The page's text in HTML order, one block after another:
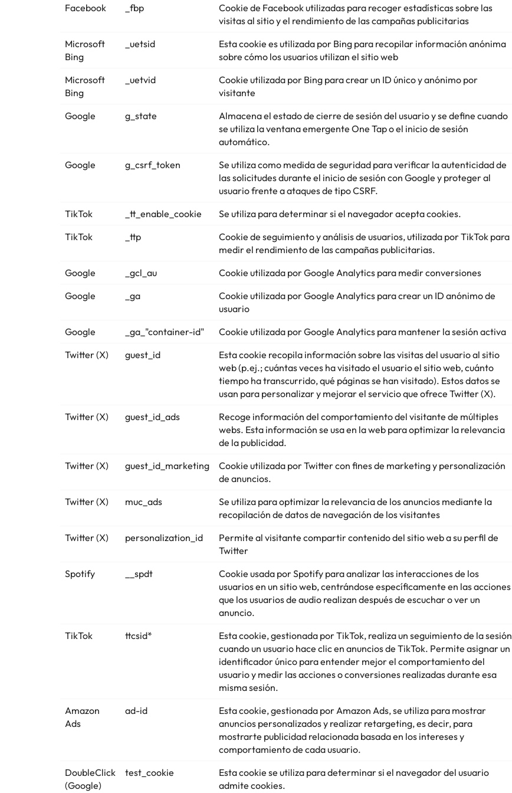
Facebook _fbp
Cookie de Facebook utilizadas para recoger estadísticas sobre las
visitas al sitio y el rendimiento de las campañas publicitarias
Microsoft
Bing
_uetsid
Esta cookie es utilizada por Bing para recopilar información anónima
sobre cómo los usuarios utilizan el sitio web
Microsoft
Bing
_uetvid
Cookie utilizada por Bing para crear un ID único y anónimo por
visitante
Google g_state
Almacena el estado de cierre de sesión del usuario y se define cuando
se utiliza la ventana emergente One Tap o el inicio de sesión
automático.
Google g_csrf_token
Se utiliza como medida de seguridad para verificar la autenticidad de
las solicitudes durante el inicio de sesión con Google y proteger al
usuario frente a ataques de tipo CSRF.
TikTok _tt_enable_cookie Se utiliza para determinar si el navegador acepta cookies.
TikTok
_ttp
Cookie de seguimiento y análisis de usuarios, utilizada por TikTok para
medir el rendimiento de las campañas publicitarias.
Google _gcl_au Cookie utilizada por Google Analytics para medir conversiones
Google
_ga
Cookie utilizada por Google Analytics para crear un ID anónimo de
usuario
Google _ga_"container-id" Cookie utilizada por Google Analytics para mantener la sesión activa
Twitter (X)
guest_id
Esta cookie recopila información sobre las visitas del usuario al sitio
web (p.ej.; cuántas veces ha visitado el usuario el sitio web, cuánto
tiempo ha transcurrido, qué páginas se han visitado). Estos datos se
usan para personalizar y mejorar el servicio que ofrece Twitter (X).
Twitter (X) guest_id_ads
Recoge información del comportamiento del visitante de múltiples
webs. Esta información se usa en la web para optimizar la relevancia
de la publicidad.
Twitter (X) guest_id_marketing
Cookie utilizada por Twitter con fines de marketing y personalización
de anuncios.
Twitter (X) muc_ads
Se utiliza para optimizar la relevancia de los anuncios mediante la
recopilación de datos de navegación de los visitantes
Twitter (X) personalization_id
Permite al visitante compartir contenido del sitio web a su perfil de
Twitter
Spotify __spdt
Cookie usada por Spotify para analizar las interacciones de los
usuarios en un sitio web, centrándose específicamente en las acciones
que los usuarios de audio realizan después de escuchar o ver un
anuncio.
TikTok ttcsid*
Esta cookie, gestionada por TikTok, realiza un seguimiento de la sesión
cuando un usuario hace clic en anuncios de TikTok. Permite asignar un
identificador único para entender mejor el comportamiento del
usuario y medir las acciones o conversiones realizadas durante esa
misma sesión.
Amazon
Ads
ad-id
Esta cookie, gestionada por Amazon Ads, se utiliza para mostrar
anuncios personalizados y realizar retargeting, es decir, para
mostrarte publicidad relacionada basada en los intereses y
comportamiento de cada usuario.
DoubleClick
(Google)
test_cookie
Esta cookie se utiliza para determinar si el navegador del usuario
admite cookies.